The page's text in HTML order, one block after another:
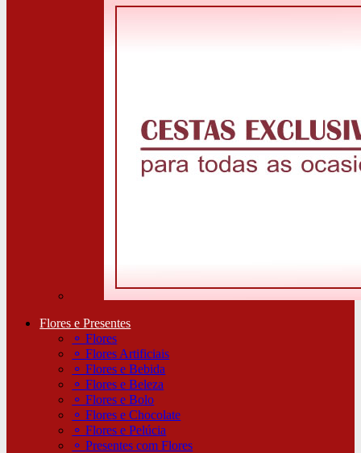
Flores e Presentes
⚬Flores
⚬Flores Artificiais
⚬Flores e Bebida
⚬Flores e Beleza
⚬Flores e Bolo
⚬Flores e Chocolate
⚬Flores e Pelúcia
⚬Presentes com Flores